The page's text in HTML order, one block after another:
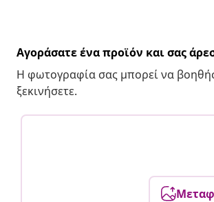
Αγοράσατε ένα προϊόν και σας
Η φωτογραφία σας μπορεί να
ξεκινήσετε.